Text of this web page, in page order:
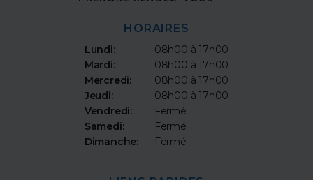
HORAIRES
Lundi:
08h00 à 17h00
Mardi:
08h00 à 17h00
Mercredi:
08h00 à 17h00
Jeudi:
08h00 à 17h00
Vendredi:
Fermé
Samedi:
Fermé
Dimanche:
Fermé